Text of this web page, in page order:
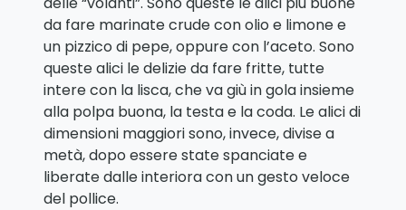
da fare marinate crude con olio e limone e
un pizzico di pepe, oppure con l’aceto. Sono
queste alici le delizie da fare fritte, tutte
intere con la lisca, che va giù in gola insieme
alla polpa buona, la testa e la coda. Le alici di
dimensioni maggiori sono, invece, divise a
metà, dopo essere state spanciate e
liberate dalle interiora con un gesto veloce
del pollice.